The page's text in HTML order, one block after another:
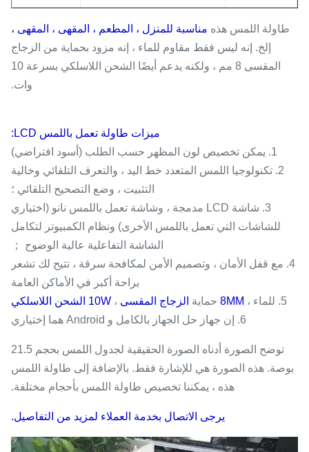
طاولة اللمس هذه مناسبة للمنزل ، المطعم ، المقهى ، المقهى ،
إلخ. إنه ليس فقط مقاوم للماء ، إنه مزود بحماية من الزجاج
المقسى 8 مم ، ولكنه يدعم أيضًا الشحن اللاسلكي بسرعة 10
وات.
ميزات طاولة تعمل باللمس LCD:
1. يمكن تخصيص لون المظهر حسب الطلب (أسود افتراضي)
2. تكنولوجيا اللمس المتعدد خط اليد ، والتعرف التلقائي وخالية
التثبيت ، وضع التصحيح التلقائي ؛
3. شاشة LCD مدمجة ، وشاشة تعمل باللمس نانو (اختياري
للشاشات التي تعمل باللمس الأخرى) ونظام الكمبيوتر لتكامل
الشاشة التفاعلية عالية الوضوح ；
4. مع قفل الأمان ، وتصميم الأمن لمكافحة سرقة ، تتيح لك تشعر
براحة أكبر في الأماكن العامة
5. للماء ،
8MM حماية الزجاج المقسى ، 10W الشحن اللاسلكي
6. إن جهاز حل الجهاز بالكامل و Android هما إختياري
توضح الصورة أدناه الصورة الحقيقية لجدول اللمس بحجم 21.5
بوصة. هذه الصورة هي للإشارة فقط. بالإضافة إلى طاولة اللمس
هذه ، يمكننا تخصيص طاولة اللمس بأحجام مختلفة.
يرجى الاتصال بخدمة العملاء لمزيد من التفاصيل.